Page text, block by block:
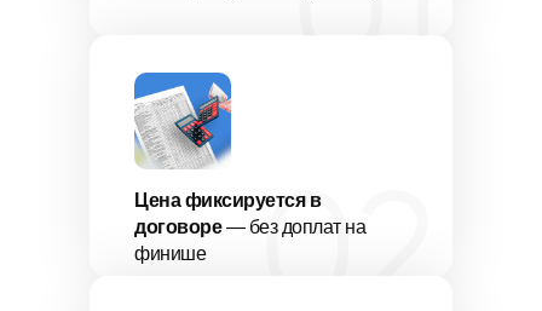
Цена фиксируется в
договоре— без доплат на
финише